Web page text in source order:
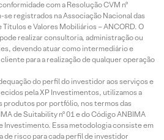
com a Resolução CVM nº
registrados na Associação Nacional das
e Valores Mobiliários – ANCORD. O
realizar consultoria, administração ou
devendo atuar como intermediário e
para a realização de qualquer operação
do perfil do investidor aos serviços e
pela XP Investimentos, utilizamos a
produtos por portfólio, nos termos das
de Suitability nº 01 e do Código ANBIMA
Investimento. Essa metodologia consiste em
de risco para cada perfil de investidor